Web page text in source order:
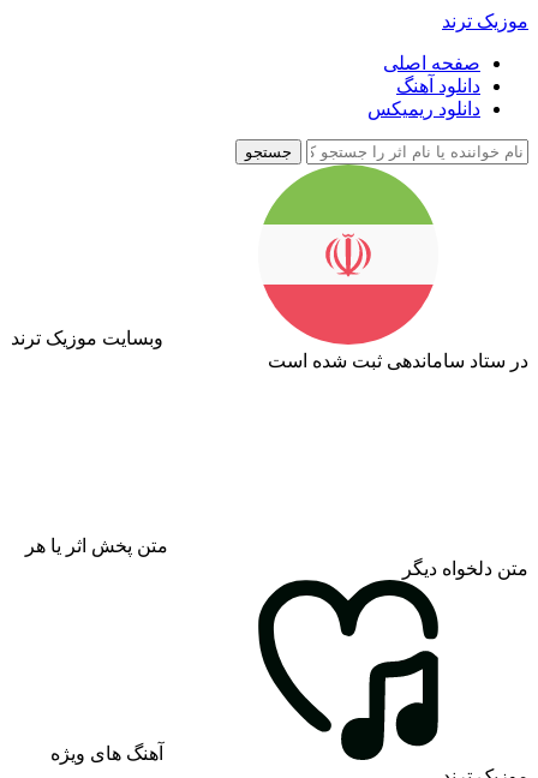
موزیک ترند
صفحه اصلی
دانلود آهنگ
دانلود ریمیکس
جستجو
وبسایت موزیک ترند
در ستاد ساماندهی ثبت شده است
متن پخش اثر یا هر
متن دلخواه دیگر
آهنگ های ویژه